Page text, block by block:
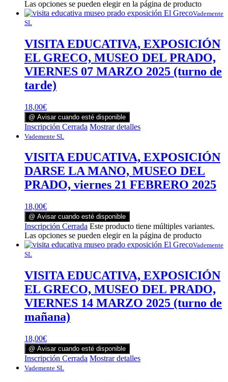
Las opciones se pueden elegir en la página de producto
Vademente
SL
VISITA EDUCATIVA, EXPOSICIÓN
EL GRECO, MUSEO DEL PRADO,
VIERNES 07 MARZO 2025 (turno de
tarde)
18,00€
@ Avisar cuando esté disponible
Inscripción Cerrada Mostrar detalles
Vademente SL
VISITA EDUCATIVA, EXPOSICIÓN
DARSE LA MANO, MUSEO DEL
PRADO, viernes 21 FEBRERO 2025
18,00€
@ Avisar cuando esté disponible
Inscripción Cerrada Este producto tiene múltiples variantes.
Las opciones se pueden elegir en la página de producto
Vademente
SL
VISITA EDUCATIVA, EXPOSICIÓN
EL GRECO, MUSEO DEL PRADO,
VIERNES 14 MARZO 2025 (turno de
mañana)
18,00€
@ Avisar cuando esté disponible
Inscripción Cerrada Mostrar detalles
Vademente SL